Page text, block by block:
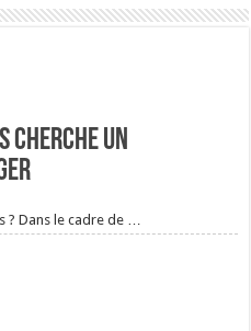
cherche un
? Dans le cadre de …